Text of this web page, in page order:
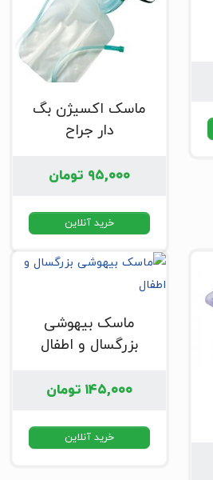
ماسک اکسیژن بگ
دار جراح
۹۵,۰۰۰ تومان
خرید آنلاین
ماسک بیهوشی
بزرگسال و اطفال
۱۴۵,۰۰۰ تومان
خرید آنلاین